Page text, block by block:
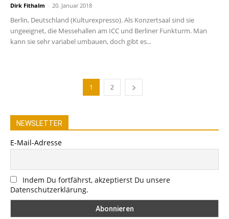
Dirk Fithalm - 20. Januar 2018
Berlin, Deutschland (Kulturexpresso). Als Konzertsaal sind sie
ungeeignet, die Messehallen am ICC und Berliner Funkturm. Man
kann sie sehr variabel umbauen, doch gibt es...
1 2
NEWSLETTER
E-Mail-Adresse
Indem Du fortfährst, akzeptierst Du unsere
Datenschutzerklärung.